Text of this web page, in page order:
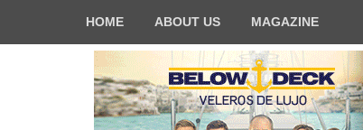
HOME ABOUT US MAGAZINE